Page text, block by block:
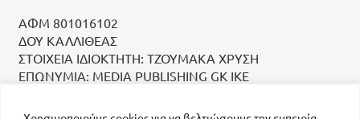
ΑΦΜ 801016102
ΔΟΥ ΚΑΛΛΙΘΕΑΣ
ΣΤΟΙΧΕΙΑ ΙΔΙΟΚΤΗΤΗ: ΤΖΟΥΜΑΚΑ ΧΡΥΣΗ
ΕΠΩΝΥΜΙΑ: MEDIA PUBLISHING GK IKE